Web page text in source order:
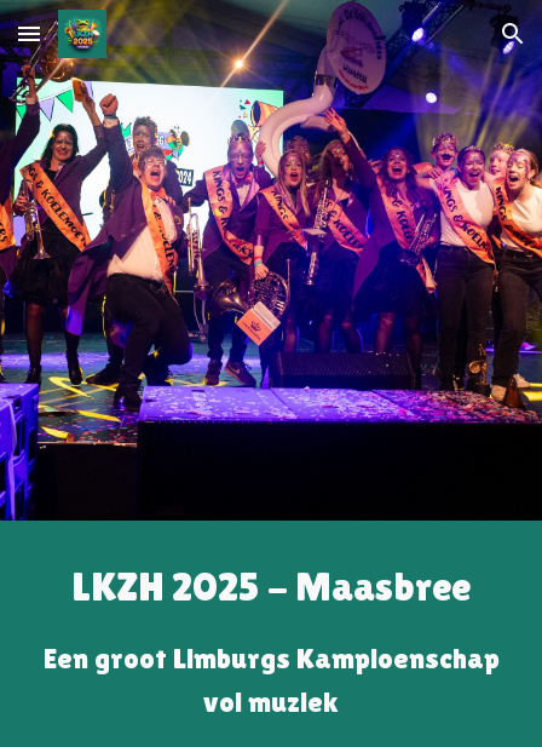
Skip to main content Skip to navigation
LKZH 2025 - Maasbree
Een groot Limburgs Kampioenschap
vol muziek